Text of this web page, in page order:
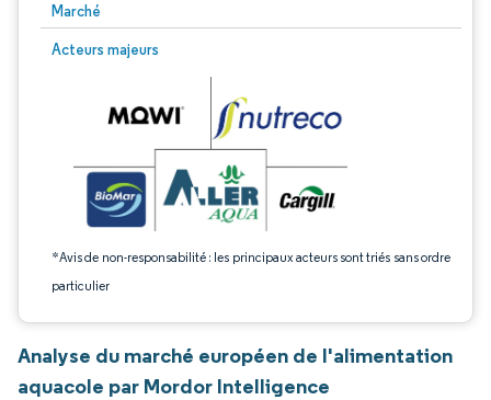
Marché
Acteurs majeurs
*Avis de non-responsabilité : les principaux acteurs sont triés sans ordre
particulier
Image © Mordor Intelligence. La réutilisation nécessite une attribution sous CC
Analyse du marché européen de l'alimentation
aquacole par Mordor Intelligence